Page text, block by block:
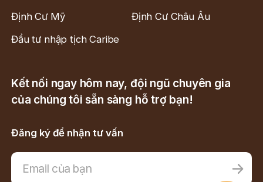
Định Cư Mỹ
Định Cư Châu Âu
Đầu tư nhập tịch Caribe
Kết nối ngay hôm nay, đội ngũ chuyên gia
của chúng tôi sẵn sàng hỗ trợ bạn!
Đăng ký để nhận tư vấn